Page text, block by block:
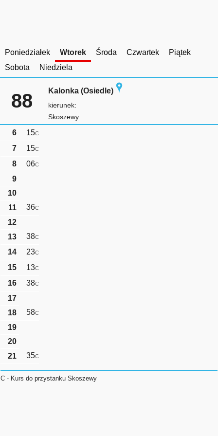
Poniedziałek Wtorek Środa Czwartek
Piątek
Sobota
Niedziela
88 Kalonka (Osiedle)
kierunek:
Skoszewy
6 15C
7 15C
8 06C
9
10
11
36C
12
13
38C
14 23C
15 13C
16 38C
17
18
58C
19
20
21
35C
C - Kurs do przystanku Skoszewy